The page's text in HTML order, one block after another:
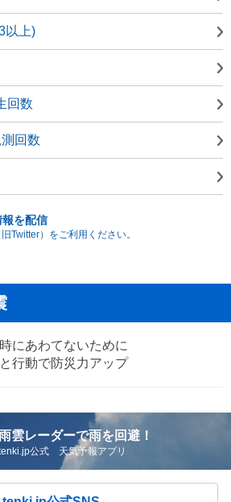
以上)
回数
回数
を配信
Twitter）をご利用ください。
にあわてないために
行動で防災力アップ
雲レーダーで雨を回避！
公式 天気予報アプリ